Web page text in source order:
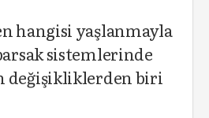
hangisi yaşlanmayla
sistemlerinde
değişikliklerden biri